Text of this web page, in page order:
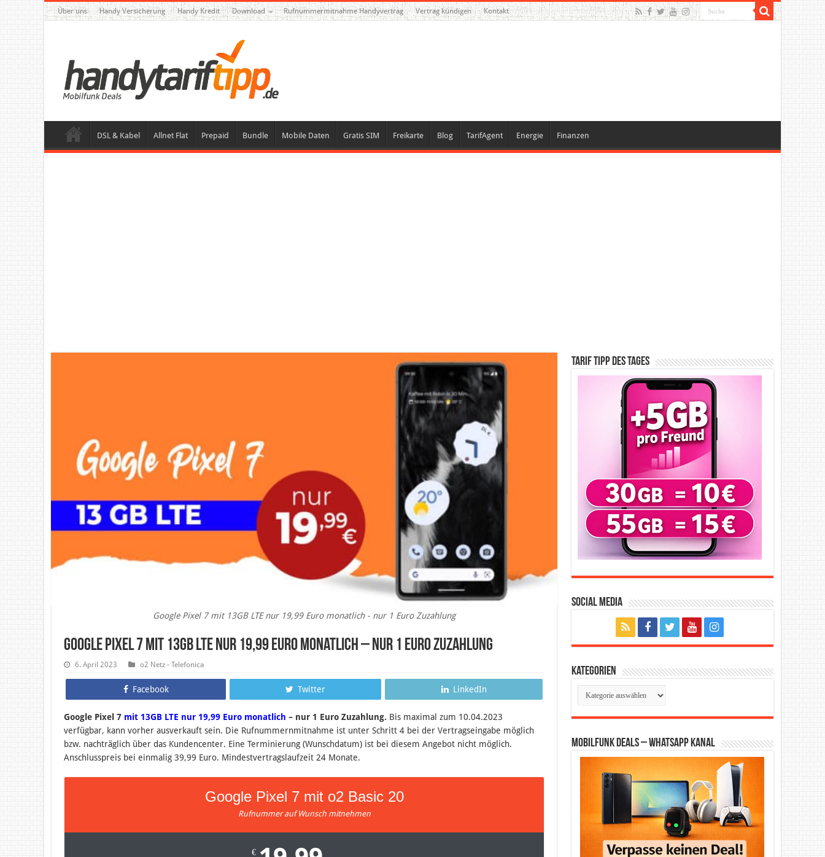
Über uns Handy Versicherung Handy Kredit Download Rufnummermitnahme Handyvertrag Vertrag kündigen Kontakt
DSL & Kabel Allnet Flat Prepaid Bundle Mobile Daten Gratis SIM Freikarte Blog TarifAgent Energie Finanzen
Google Pixel 7 mit 13GB LTE nur 19,99 Euro monatlich - nur 1 Euro Zuzahlung
Google Pixel 7 mit 13GB LTE nur 19,99 Euro monatlich – nur 1 Euro Zuzahlung
6. April 2023 o2 Netz - Telefonica
Facebook Twitter LinkedIn
Google Pixel 7 mit 13GB LTE nur 19,99 Euro monatlich – nur 1 Euro Zuzahlung. Bis maximal zum 10.04.2023
verfügbar, kann vorher ausverkauft sein. Die Rufnummernmitnahme ist unter Schritt 4 bei der Vertragseingabe möglich
bzw. nachträglich über das Kundencenter. Eine Terminierung (Wunschdatum) ist bei diesem Angebot nicht möglich.
Anschlusspreis bei einmalig 39,99 Euro. Mindestvertragslaufzeit 24 Monate.
Google Pixel 7 mit o2 Basic 20
Rufnummer auf Wunsch mitnehmen
€
Tarif Tipp des Tages
Social Media
Kategorien
Kategorien
Mobilfunk Deals – WhatsApp Kanal